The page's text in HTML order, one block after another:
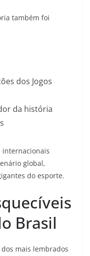
também foi
dos Jogos
da história
internacionais
global,
do esporte.
Brasil
mais lembrados